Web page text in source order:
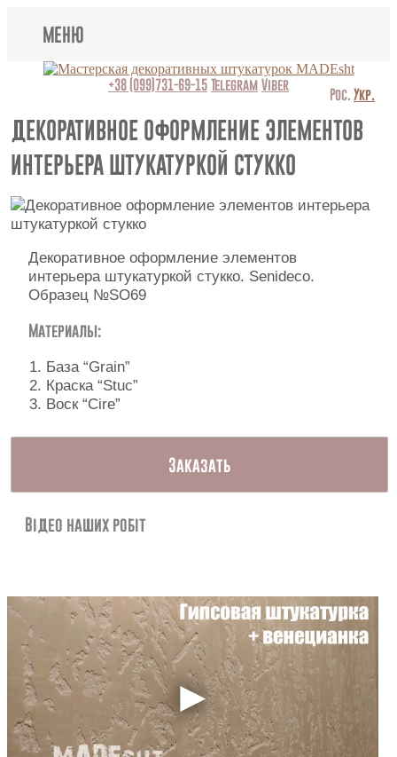
МЕНЮ
Lincrusta
Виды штукатурок
Поклейка обоев
Картины
Видео
Вопрос-ответ
О нас
Контакты
+38 (099)731-69-15TelegramViber
ДЕКОРАТИВНОЕ ОФОРМЛЕНИЕ ЭЛЕМЕНТОВ
ИНТЕРЬЕРА ШТУКАТУРКОЙ СТУККО
Декоративное оформление элементов
интерьера штукатуркой стукко. Senideco.
Образец №SO69
Материалы:
База “Grain”
Краска “Stuc”
Воск “Cire”
Заказать
Відео наших робіт
Рос.Укр.